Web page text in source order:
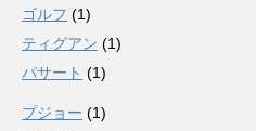
ゴルフ (1)
ティグアン (1)
パサート (1)
プジョー (1)